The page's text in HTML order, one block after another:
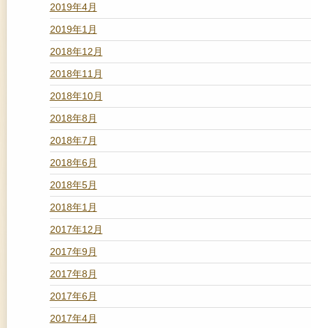
2019年4月
2019年1月
2018年12月
2018年11月
2018年10月
2018年8月
2018年7月
2018年6月
2018年5月
2018年1月
2017年12月
2017年9月
2017年8月
2017年6月
2017年4月